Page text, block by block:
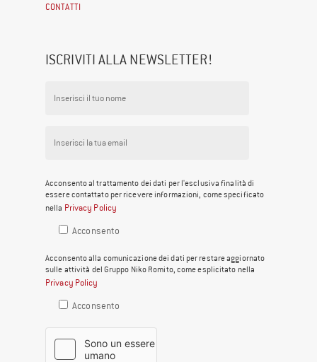
CONTATTI
ISCRIVITI ALLA NEWSLETTER!
Acconsento al trattamento dei dati per l'esclusiva finalità di
essere contattato per ricevere informazioni, come specificato
nella Privacy Policy
Acconsento
Acconsento alla comunicazione dei dati per restare aggiornato
sulle attività del Gruppo Niko Romito, come esplicitato nella
Privacy Policy
Acconsento